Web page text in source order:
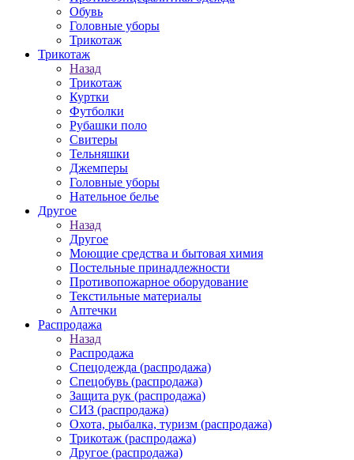
Обувь
Головные уборы
Трикотаж
Трикотаж
Назад
Трикотаж
Куртки
Футболки
Рубашки поло
Свитеры
Тельняшки
Джемперы
Головные уборы
Нательное белье
Другое
Назад
Другое
Моющие средства и бытовая химия
Постельные принадлежности
Противопожарное оборудование
Текстильные материалы
Аптечки
Распродажа
Назад
Распродажа
Спецодежда (распродажа)
Спецобувь (распродажа)
Защита рук (распродажа)
СИЗ (распродажа)
Охота, рыбалка, туризм (распродажа)
Трикотаж (распродажа)
Другое (распродажа)